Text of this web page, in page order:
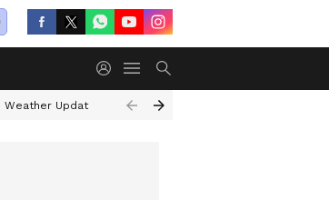
Weather Update Saturn Transit Zodiac Signs